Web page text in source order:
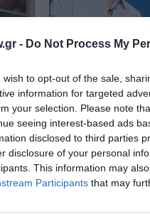
- Do Not Process My
wish to opt-out of the sale,
information for targeted
your selection. Please note
seeing interest-based ads
disclosed to third parties
disclosure of your personal
This information may
Participants that may
Ο Tom
Jacob
χιούμορ